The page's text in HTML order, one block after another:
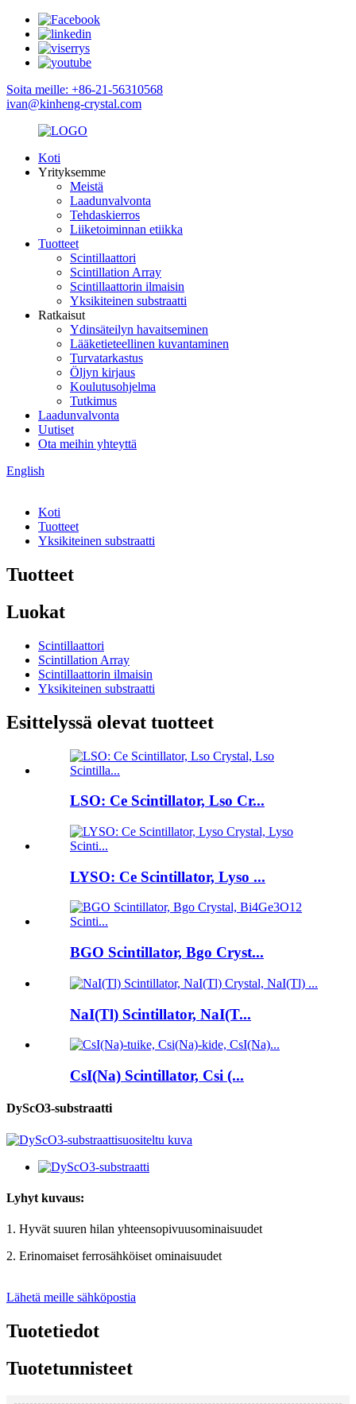
Soita meille: +86-21-56310568
ivan@kinheng-crystal.com
Koti
Yrityksemme
Meistä
Laadunvalvonta
Tehdaskierros
Liiketoiminnan etiikka
Tuotteet
Scintillaattori
Scintillation Array
Scintillaattorin ilmaisin
Yksikiteinen substraatti
Ratkaisut
Ydinsäteilyn havaitseminen
Lääketieteellinen kuvantaminen
Turvatarkastus
Öljyn kirjaus
Koulutusohjelma
Tutkimus
Laadunvalvonta
Uutiset
Ota meihin yhteyttä
English
Koti
Tuotteet
Yksikiteinen substraatti
Tuotteet
Luokat
Scintillaattori
Scintillation Array
Scintillaattorin ilmaisin
Yksikiteinen substraatti
Esittelyssä olevat tuotteet
LSO: Ce Scintillator, Lso Cr...
LYSO: Ce Scintillator, Lyso ...
BGO Scintillator, Bgo Cryst...
NaI(Tl) Scintillator, NaI(T...
CsI(Na) Scintillator, Csi (...
DyScO3-substraatti
Lyhyt kuvaus:
1. Hyvät suuren hilan yhteensopivuusominaisuudet
2. Erinomaiset ferrosähköiset ominaisuudet
Lähetä meille sähköpostia
Tuotetiedot
Tuotetunnisteet